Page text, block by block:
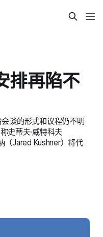
排再陷不
谈的形式和议程仍不明
史蒂夫·威特科夫
（Jared Kushner）将代